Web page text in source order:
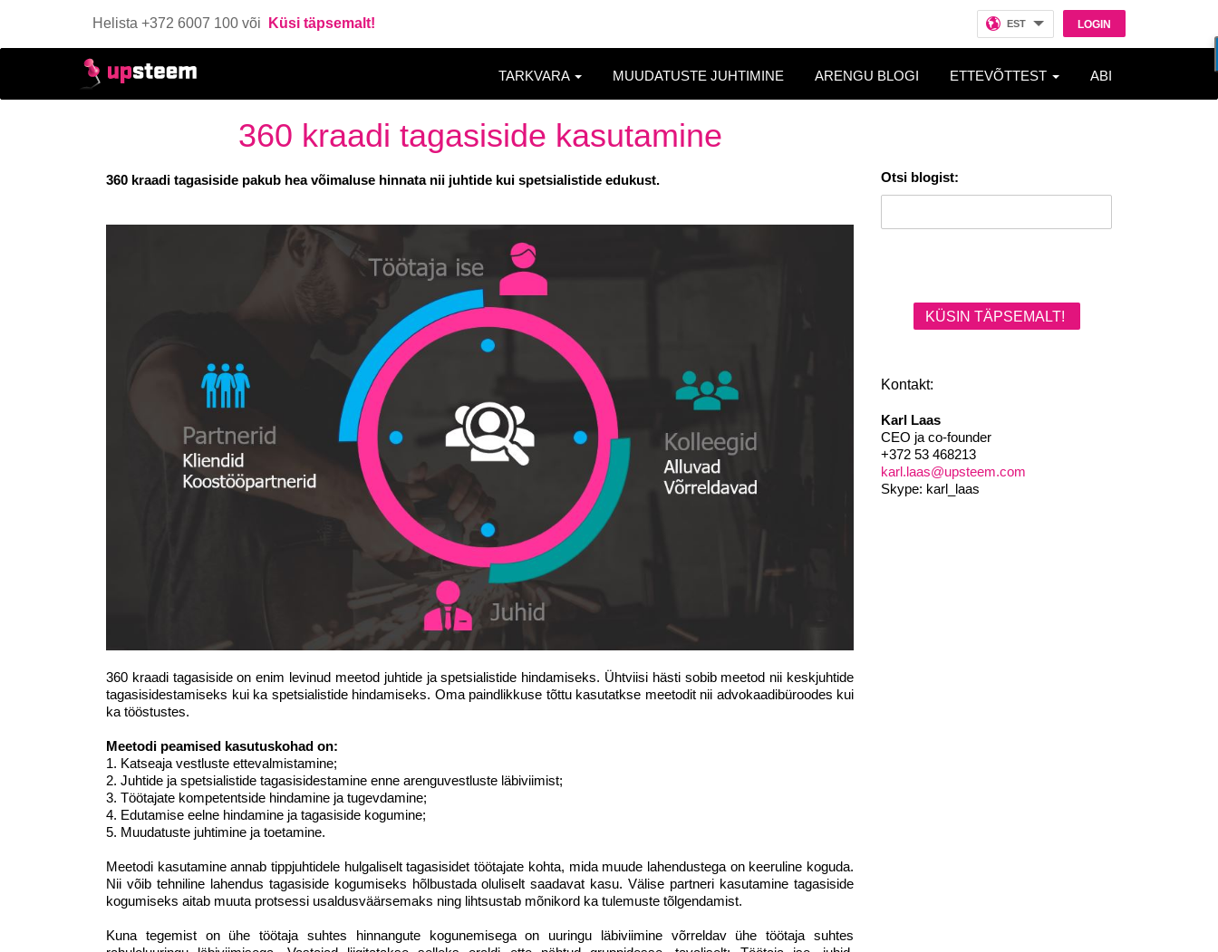
Helista +372 6007 100 või Küsi täpsemalt! LOGIN
EST
TARKVARA MUUDATUSTE JUHTIMINE ARENGU BLOGI ETTEVÕTTEST ABI
360 kraadi tagasiside kasutamine
360 kraadi tagasiside pakub hea võimaluse hinnata nii juhtide kui spetsialistide edukust.
360 kraadi tagasiside on enim levinud meetod juhtide ja spetsialistide hindamiseks. Ühtviisi hästi sobib meetod nii keskjuhtide
tagasisidestamiseks kui ka spetsialistide hindamiseks. Oma paindlikkuse tõttu kasutatkse meetodit nii advokaadibüroodes kui
ka tööstustes.
Meetodi peamised kasutuskohad on:
1. Katseaja vestluste ettevalmistamine;
2. Juhtide ja spetsialistide tagasisidestamine enne arenguvestluste läbiviimist;
3. Töötajate kompetentside hindamine ja tugevdamine;
4. Edutamise eelne hindamine ja tagasiside kogumine;
5. Muudatuste juhtimine ja toetamine.
Meetodi kasutamine annab tippjuhtidele hulgaliselt tagasisidet töötajate kohta, mida muude lahendustega on keeruline koguda.
Nii võib tehniline lahendus tagasiside kogumiseks hõlbustada oluliselt saadavat kasu. Välise partneri kasutamine tagasiside
kogumiseks aitab muuta protsessi usaldusväärsemaks ning lihtsustab mõnikord ka tulemuste tõlgendamist.
Kuna tegemist on ühe töötaja suhtes hinnangute kogunemisega on uuringu läbiviimine võrreldav ühe töötaja suhtes
Otsi blogist:
KÜSIN TÄPSEMALT!
Kontakt:
Karl Laas
CEO ja co-founder
+372 53 468213
karl.laas@upsteem.com
Skype: karl_laas